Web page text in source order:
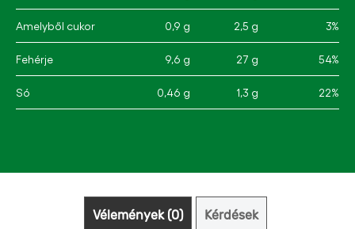
Amelyből cukor 0,9 g 2,5 g 3%
Fehérje 9,6 g 27 g 54%
Só 0,46 g 1,3 g 22%
Vélemények (0) Kérdések (0)